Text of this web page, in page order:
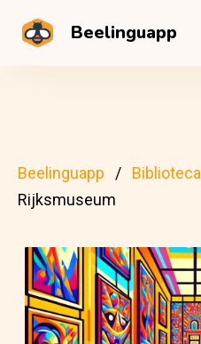
Beelinguapp
Beelinguapp Biblioteca
Rijksmuseum